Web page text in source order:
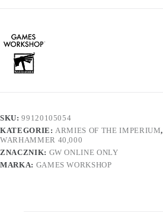
SKU:99120105054
KATEGORIE: ARMIES OF THE IMPERIUM,
WARHAMMER 40,000
ZNACZNIK: GW ONLINE ONLY
MARKA: GAMES WORKSHOP